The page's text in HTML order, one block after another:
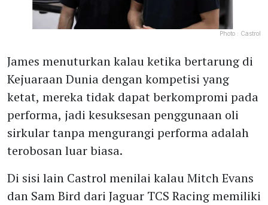
Photo : Castrol
James menuturkan kalau ketika bertarung di
Kejuaraan Dunia dengan kompetisi yang
ketat, mereka tidak dapat berkompromi pada
performa, jadi kesuksesan penggunaan oli
sirkular tanpa mengurangi performa adalah
terobosan luar biasa.
Di sisi lain Castrol menilai kalau Mitch Evans
dan Sam Bird dari Jaguar TCS Racing memiliki